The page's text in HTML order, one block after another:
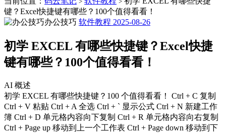
键？Excel快捷键有哪些？100个值得看看！
办公技巧 软件教程 2025-08-26
初学 EXCEL 有哪些快捷键？Excel快捷
键有哪些？100个值得看看！
AI 概述
初学 EXCEL 有哪些快捷键？100 个值得看看！ Ctrl + C 复制
Ctrl + V 粘贴 Ctrl + A 全选 Ctrl + ` 显示公式 Ctrl + N 新建工作
簿 Ctrl + D 单元格内容向下复制 Ctrl + R 单元格内容向右复制
Ctrl + Page up 移动到上一个工作表 Ctrl + Page down 移动到下